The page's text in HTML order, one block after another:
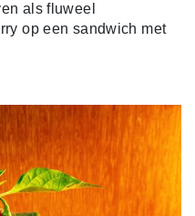
als fluweel
op een sandwich met